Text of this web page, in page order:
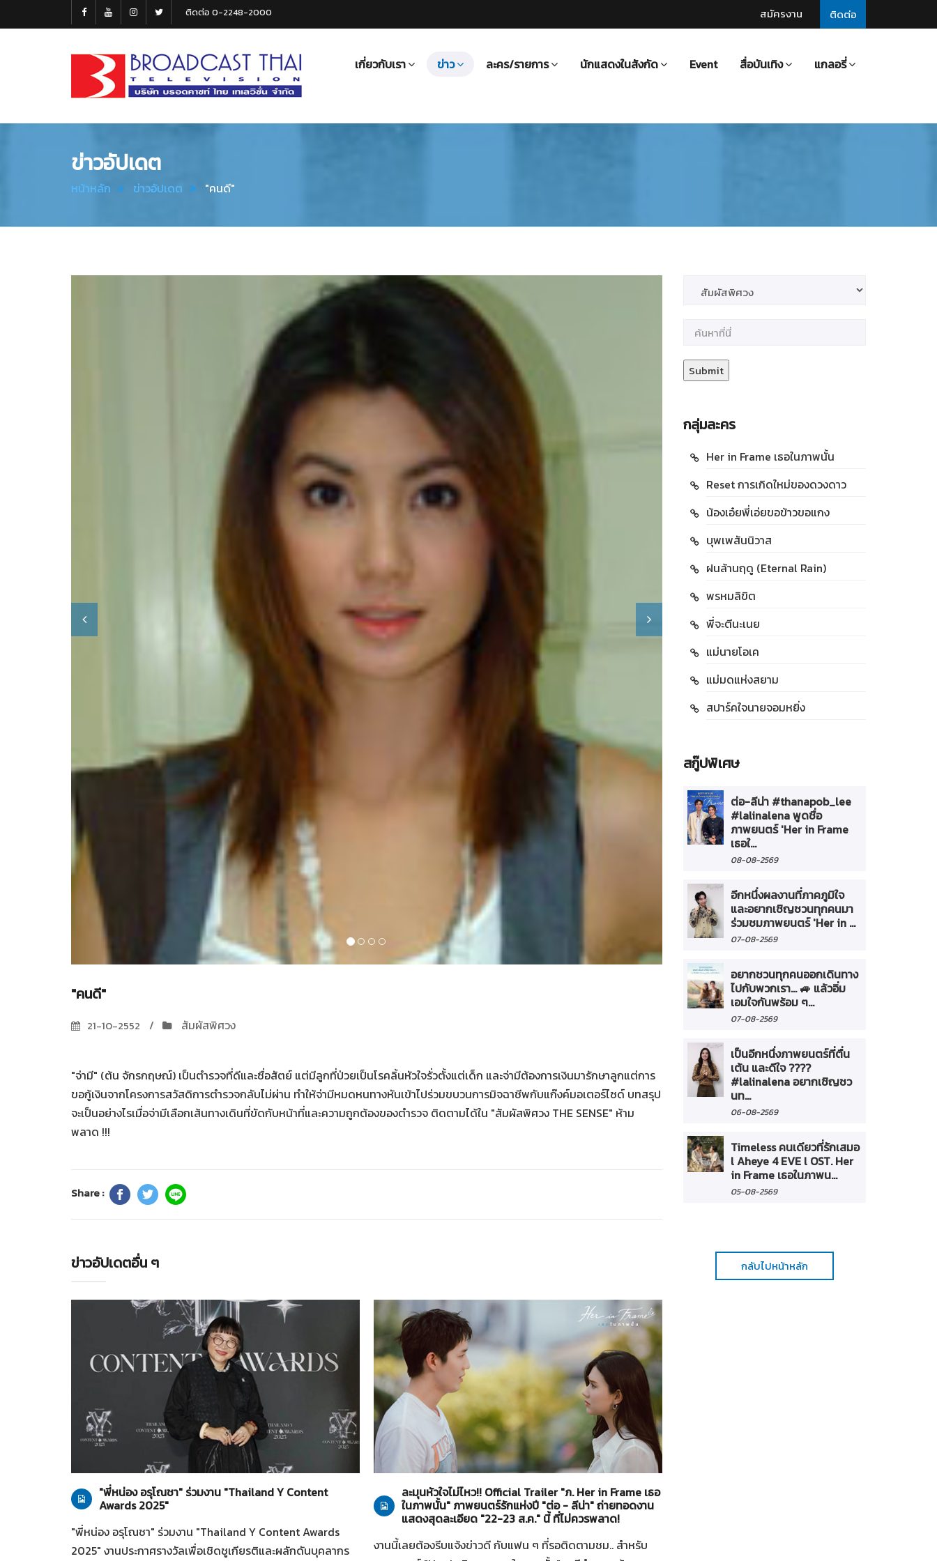
ติดต่อ
สมัครงาน
ติดต่อ 0-2248-2000
Thai
เกี่ยวกับเรา ข่าว ละคร/รายการ นักแสดงในสังกัด Event สื่อบันเทิง แกลอรี่
ข่าวอัปเดต
หน้าหลัก ข่าวอัปเดต "คนดี"
"คนดี"
21-10-2552 สัมผัสพิศวง
"จ่ามี" (ต้น จักรกฤษณ์) เป็นตำรวจที่ดีและซื่อสัตย์ แต่มีลูกที่ป่วยเป็นโรคลิ้นหัวใจรั่วตั้งแต่เด็ก และจ่ามีต้องการเงินมารักษาลูกแต่การ
ขอกู้เงินจากโครงการสวัสดิการตำรวจกลับไม่ผ่าน ทำให้จ่ามีหมดหนทางหันเข้าไปร่วมขบวนการมิจฉาชีพกับแก๊งค์มอเตอร์ไซด์ บทสรุป
จะเป็นอย่างไรเมื่อจ่ามีเลือกเส้นทางเดินที่ขัดกับหน้าที่และความถูกต้องของตำรวจ ติดตามได้ใน "สัมผัสพิศวง THE SENSE" ห้าม
พลาด !!!
Share :
ข่าวอัปเดตอื่น ๆ
28-07-2569
"พี่หน่อง อรุโณชา" ร่วมงาน "Thailand Y Content
Awards 2025"
"พี่หน่อง อรุโณชา" ร่วมงาน "Thailand Y Content Awards
2025" งานประกาศรางวัลเพื่อเชิดชูเกียรติและผลักดันบุคลากร
27-07-2569 Her in Frame เธอในภาพนั้น
ละมุนหัวใจไม่ไหว!! Official Trailer "ภ. Her in Frame เธอ
ในภาพนั้น" ภาพยนตร์รักแห่งปี "ต่อ - ลีน่า" ถ่ายทอดงาน
แสดงสุดละเอียด "22-23 ส.ค." นี้ ที่ไม่ควรพลาด!
งานนี้เลยต้องรีบแจ้งข่าวดี กับแฟน ๆ ที่รอติดตามชม.. สำหรับ
กลุ่มละคร
Her in Frame เธอในภาพนั้น
Reset การเกิดใหม่ของดวงดาว
น้องเอ๋ยพี่เอ่ยขอข้าวขอแกง
บุพเพสันนิวาส
ฝนล้านฤดู (Eternal Rain)
พรหมลิขิต
พี่จะตีนะเนย
แม่นายโอเค
แม่มดแห่งสยาม
สปาร์คใจนายจอมหยิ่ง
สกู๊ปพิเศษ
ต่อ-ลีน่า #thanapob_lee
#lalinalena พูดชื่อ
ภาพยนตร์ 'Her in Frame
เธอใ...
08-08-2569
อีกหนึ่งผลงานที่ภาคภูมิใจ
และอยากเชิญชวนทุกคนมา
ร่วมชมภาพยนตร์ 'Her in ...
07-08-2569
อยากชวนทุกคนออกเดินทาง
ไปกับพวกเรา... 🚙 แล้วอิ่ม
เอมใจกันพร้อม ๆ...
07-08-2569
เป็นอีกหนึ่งภาพยนตร์ที่ตื่น
เต้น และดีใจ ????
#lalinalena อยากเชิญชว
นท...
06-08-2569
Timeless คนเดียวที่รักเสมอ
l Aheye 4 EVE l OST. Her
in Frame เธอในภาพน...
05-08-2569
กลับไปหน้าหลัก